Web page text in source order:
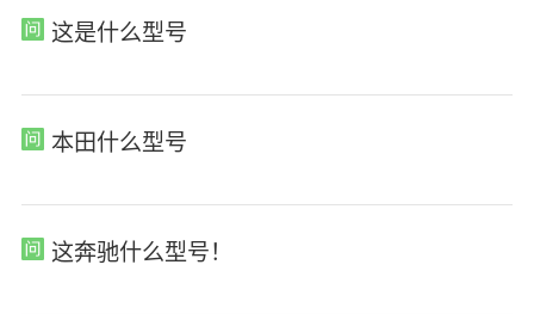
这是什么型号
本田什么型号
这奔驰什么型号！